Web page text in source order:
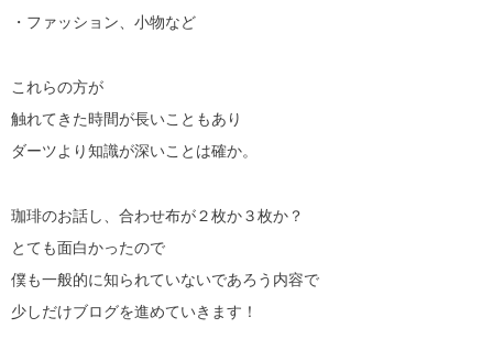
・ファッション、小物など
これらの方が
触れてきた時間が長いこともあり
ダーツより知識が深いことは確か。
珈琲のお話し、合わせ布が２枚か３枚か？
とても面白かったので
僕も一般的に知られていないであろう内容で
少しだけブログを進めていきます！